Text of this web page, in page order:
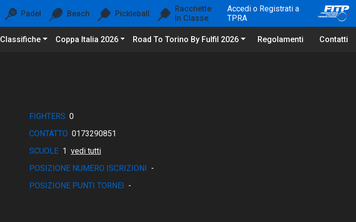
Padel Beach Pickleball
Racchette
In Classe
Accedi o Registrati a
TPRA
Classifiche Coppa Italia 2026 Road To Torino By Fulfil 2026 Regolamenti Contatti
FIGHTERS 0
CONTATTO 0173290851
SCUOLE 1 vedi tutti
POSIZIONE NUMERO ISCRIZIONI -
POSIZIONE PUNTI TORNEI -